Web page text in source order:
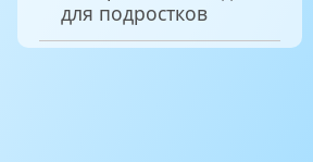
для подростков